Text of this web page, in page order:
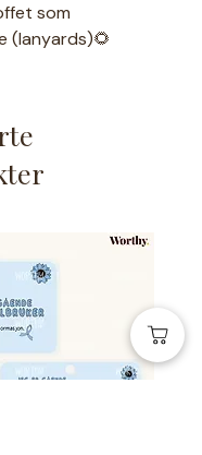
som
(lanyards)🌻
hensyn til💖
2 cm bredt
cerebral
- kan enkelt vendes